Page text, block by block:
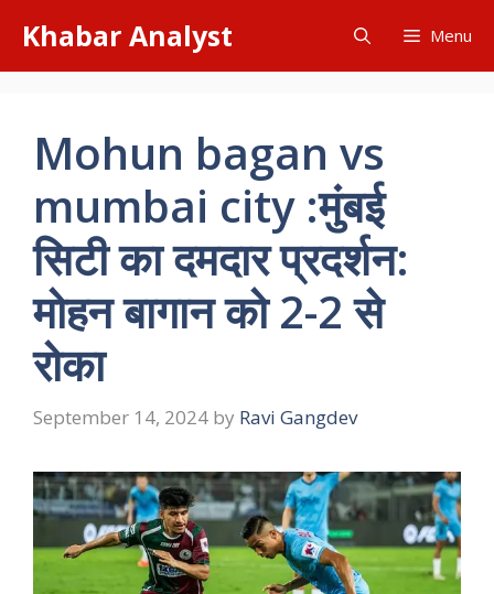
content
Khabar Analyst Menu
Mohun bagan vs
mumbai city :मुंबई
सिटी का दमदार प्रदर्शन:
मोहन बागान को 2-2 से
रोका
September 14, 2024 by Ravi Gangdev